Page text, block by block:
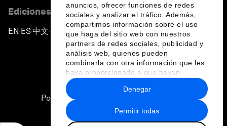
anuncios, ofrecer funciones de redes
sociales y analizar el tráfico. Además,
compartimos información sobre el uso
que haga del sitio web con nuestros
partners de redes sociales, publicidad y
análisis web, quienes pueden
combinarla con otra información que les
haya proporcionado o que hayan
recopilado a partir del uso que haya
hecho de sus servicios.
Permitir todas
Denegar
Ediciones en otros idiomas
EN ▪ES▪中文▪ 日本語
Política de privacidad y normas de uso
Sitemap